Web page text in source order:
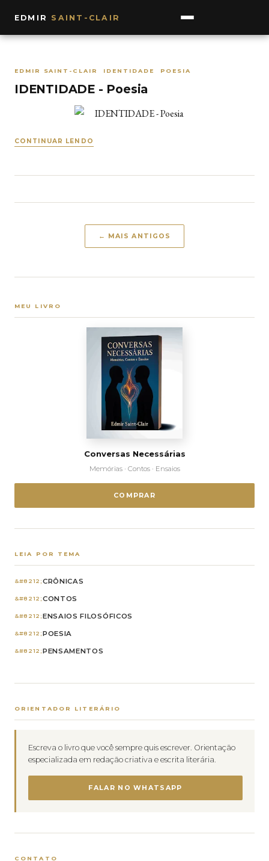
EDMIR SAINT-CLAIR
EDMIR SAINT-CLAIR IDENTIDADE POESIA
IDENTIDADE - Poesia
CONTINUAR LENDO
← MAIS ANTIGOS
MEU LIVRO
Conversas Necessárias
Memórias · Contos · Ensaios
COMPRAR
LEIA POR TEMA
CRÔNICAS
CONTOS
ENSAIOS FILOSÓFICOS
POESIA
PENSAMENTOS
ORIENTADOR LITERÁRIO
Escreva o livro que você sempre quis escrever. Orientação
especializada em redação criativa e escrita literária.
FALAR NO WHATSAPP
CONTATO